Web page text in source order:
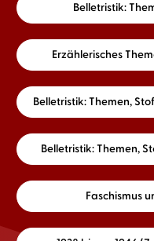
Belletristik:
Erzählerisches
Belletristik: Themen,
Belletristik: Themen,
Faschismus